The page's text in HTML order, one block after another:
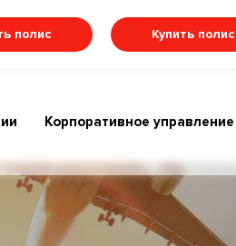
полис Купить полис
Корпоративное управление